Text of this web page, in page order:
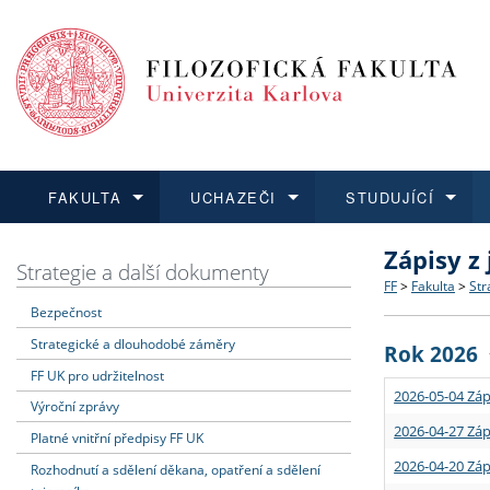
FAKULTA
Dozvědět se více
Struktura
Strategie
Podpora
UCHAZEČI
Podat přihlášku
Co
Učitelské
STUDUJÍCÍ
Dozvědět se více
Rigorózní
Dozvědět se více
O vědě a
Granty a
Dozvědět se více
Aktuální
Strategie a další dokumenty
Bezpečnost
Strategické a dlouhodobé záměry
FF UK pro udržitelnost
Výroční zprávy
Platné vnitřní předpisy FF UK
Rozhodnutí a sdělení děkana, opatření a sdělení
Zápisy
FF > Fakulta >
Rok 2026
2026-05-04
2026-04-27
2026-04-20